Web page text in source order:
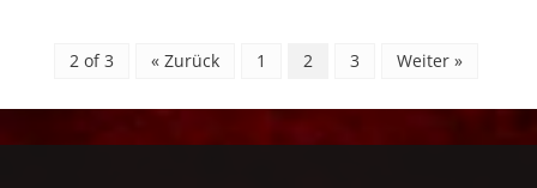
2 of 3 « Zurück 1 2 3 Weiter »